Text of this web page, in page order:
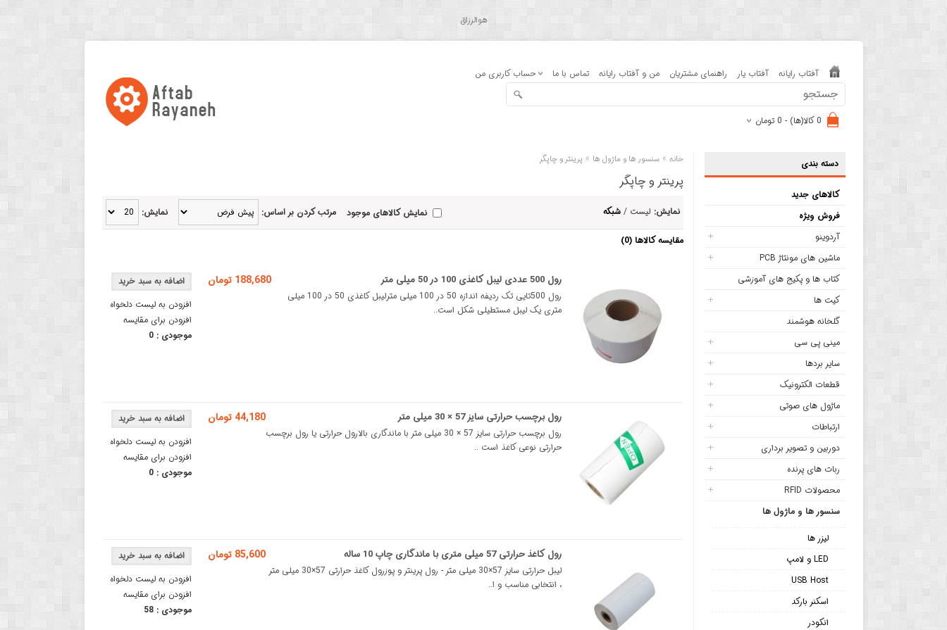
هوالرزاق
آفتاب رایانه آفتاب یار راهنمای مشتریان من و آفتاب رایانه تماس با ما حساب کاربری من
0 کالا(ها) - 0 تومان
دسته بندی
کالاهای جدید
فروش ویژه
آردوینو
ماشین های مونتاژ PCB
کتاب ها و پکیج های آموزشی
کیت ها
گلخانه هوشمند
مینی پی سی
سایر بردها
قطعات الکترونیک
ماژول های صوتی
ارتباطات
دوربین و تصویر برداری
ربات های پرنده
محصولات RFID
سنسور ها و ماژول ها
لیزر ها
LED و لامپ
USB Host
اسکنر بارکد
انکودر
خانه »سنسور ها و ماژول ها »پرینتر و چاپگر
پرینتر و چاپگر
نمایش: لیست /شبکه نمایش: مرتب کردن بر اساس: نمایش کالاهای موجود
مقایسه کالاها (0)
افزودن به لیست دلخواه
افزودن برای مقایسه
موجودی :0
188,680 تومان رول 500 عددی لیبل کاغذی 100 در 50 میلی متر
رول 500تایی تک ردیفه اندازه 50 در 100 میلی مترلیبل کاغذی 50 در 100 میلی
متری یک لیبل مستطیلی شکل است..
افزودن به لیست دلخواه
افزودن برای مقایسه
موجودی :0
44,180 تومان رول برچسب حرارتی سایز 57 × 30 میلی متر
رول برچسب حرارتی سایز 57 × 30 میلی متر با ماندگاری بالارول حرارتی یا رول برچسب
حرارتی نوعی کاغذ است ..
افزودن به لیست دلخواه
افزودن برای مقایسه
موجودی :58
85,600 تومان رول کاغذ حرارتی 57 میلی‌ متری با ماندگاری چاپ 10 ساله
لیبل حرارتی سایز 57×30 میلی متر - رول پرینتر و پوزرول کاغذ حرارتی 57×30 میلی متر
، انتخابی مناسب و ا..